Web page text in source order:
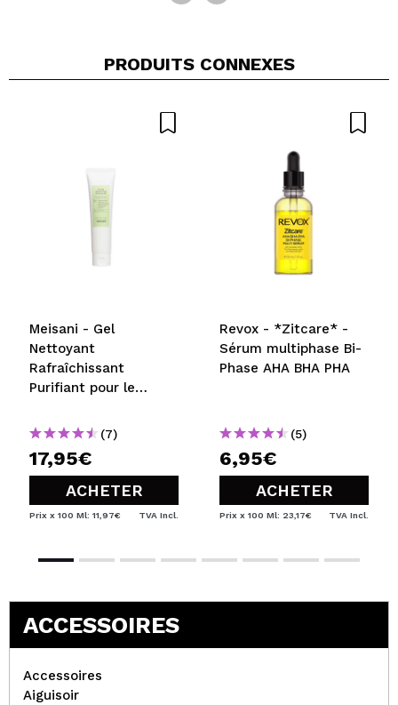
PRODUITS CONNEXES
Meisani - Gel
Nettoyant
Rafraîchissant
Purifiant pour le
Salicylic Acid
(7)
17,95€
ACHETER
Prix x 100 Ml: 11,97€ TVA Incl.
Revox - *Zitcare* -
Sérum multiphase Bi-
Phase AHA BHA PHA
(5)
6,95€
ACHETER
Prix x 100 Ml: 23,17€ TVA Incl.
ACCESSOIRES
Accessoires
Aiguisoir